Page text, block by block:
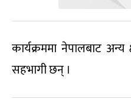
कार्यक्रममा नेपालबाट अन्य
सहभागी छन् ।